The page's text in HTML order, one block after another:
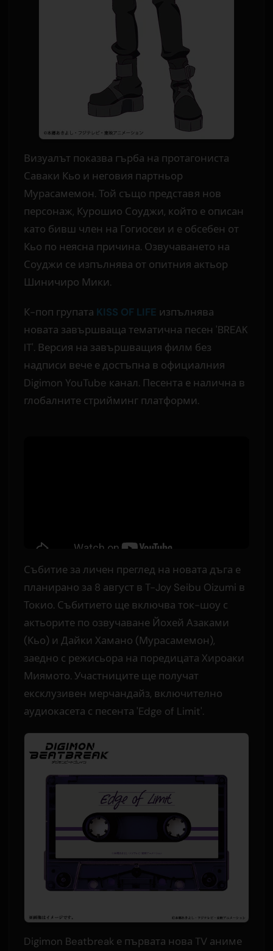
Визуалът показва гърба на протагониста
Саваки Кьо и неговия партньор
Мурасамемон. Той също представя нов
персонаж, Курошио Соуджи, който е описан
като бивш член на Гогиосеи и е обсебен от
Кьо по неясна причина. Озвучаването на
Соуджи се изпълнява от опитния актьор
Шиничиро Мики.
К-поп групата KISS OF LIFE изпълнява
новата завършваща тематична песен 'BREAK
IT'. Версия на завършващия филм без
надписи вече е достъпна в официалния
Digimon YouTube канал. Песента е налична в
глобалните стрийминг платформи.
Събитие за личен преглед на новата дъга е
планирано за 8 август в T-Joy Seibu Oizumi в
Токио. Събитието ще включва ток-шоу с
актьорите по озвучаване Йохей Азаками
(Кьо) и Дайки Хамано (Мурасамемон),
заедно с режисьора на поредицата Хироаки
Миямото. Участниците ще получат
ексклузивен мерчандайз, включително
аудиокасета с песента 'Edge of Limit'.
Digimon Beatbreak е първата нова TV аниме